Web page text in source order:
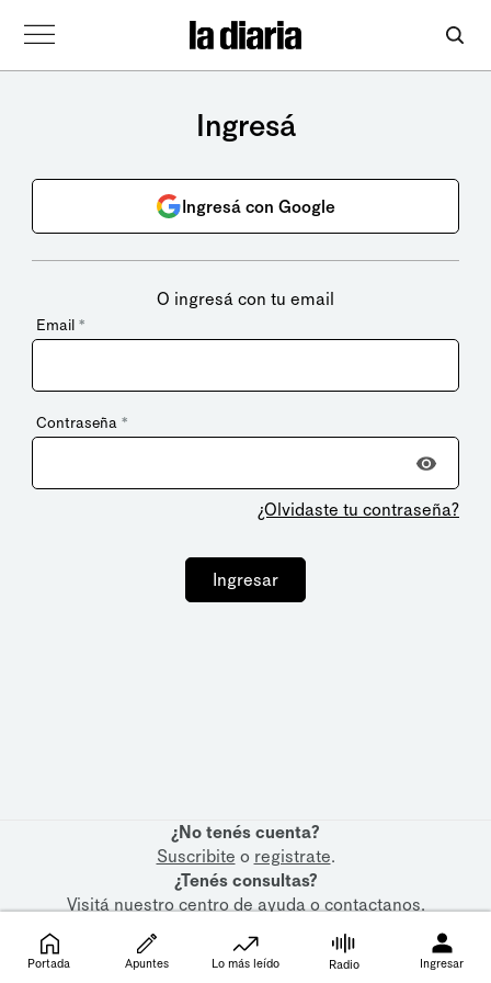
Ingresá
Ingresá con Google
O ingresá con tu email
Email *
Contraseña *
¿Olvidaste tu contraseña?
Ingresar
¿No tenés cuenta?
Suscribite o registrate.
¿Tenés consultas?
Visitá nuestrocentro de ayudaocontactanos.
Portada Apuntes Lo más leído Radio Ingresar